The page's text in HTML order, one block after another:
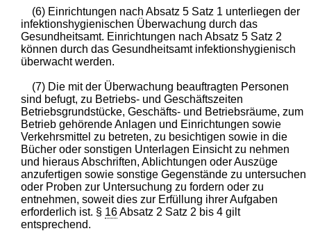
(6) Einrichtungen nach Absatz 5 Satz 1 unterliegen der
infektionshygienischen Überwachung durch das
Gesundheitsamt. Einrichtungen nach Absatz 5 Satz 2
können durch das Gesundheitsamt infektionshygienisch
überwacht werden.
(7) Die mit der Überwachung beauftragten Personen
sind befugt, zu Betriebs- und Geschäftszeiten
Betriebsgrundstücke, Geschäfts- und Betriebsräume, zum
Betrieb gehörende Anlagen und Einrichtungen sowie
Verkehrsmittel zu betreten, zu besichtigen sowie in die
Bücher oder sonstigen Unterlagen Einsicht zu nehmen
und hieraus Abschriften, Ablichtungen oder Auszüge
anzufertigen sowie sonstige Gegenstände zu untersuchen
oder Proben zur Untersuchung zu fordern oder zu
entnehmen, soweit dies zur Erfüllung ihrer Aufgaben
erforderlich ist. § 16Absatz 2 Satz 2 bis 4 gilt
entsprechend.